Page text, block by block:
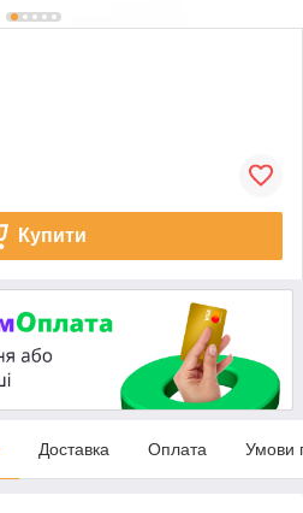
Купити
Доставка Оплата Умови